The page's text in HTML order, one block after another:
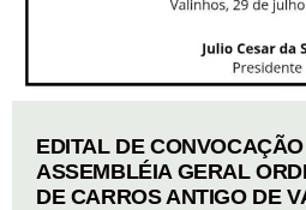
EDITAL DE
ASSEMBLÉIA GERAL
DE CARROS ANTIGO DE